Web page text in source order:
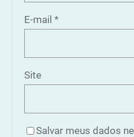
E-mail *
Site
Salvar meus dados